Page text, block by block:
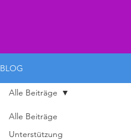
BLOG
Alle Beiträge
Unterstützung
Alle Beiträge